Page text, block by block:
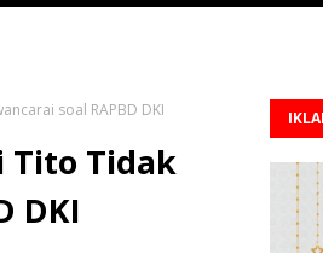
soal RAPBD DKI
Tito Tidak
DKI